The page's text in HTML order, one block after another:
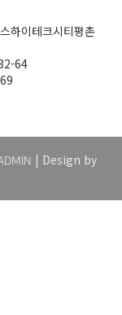
하이테크시티평촌
64
| Design by